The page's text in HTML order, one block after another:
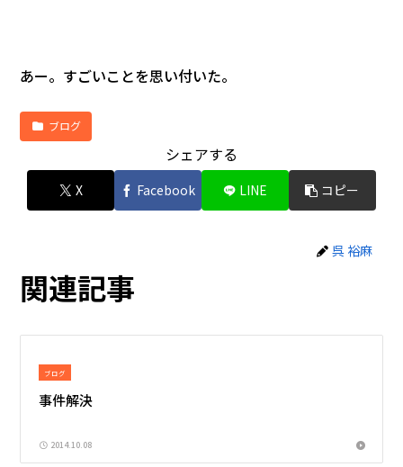
あー。すごいことを思い付いた。
ブログ
シェアする
X Facebook LINE コピー
呉 裕麻
関連記事
ブログ
事件解決
2014.10.08